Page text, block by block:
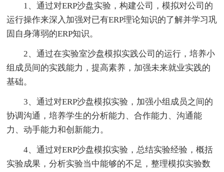
1、通过对ERP沙盘实验，构建公司，模拟对公司的
运行操作来深入加强对已有ERP理论知识的了解并学习巩
固自身薄弱的ERP知识。
2、通过在实验室沙盘模拟实践公司的运行，培养小
组成员间的实践能力，提高素养，加强未来就业实践的
基础。
3、通过对ERP沙盘模拟实验，加强小组成员之间的
协调沟通，培养学生的分析能力、合作能力、沟通能
力、动手能力和创新能力。
4、通过对ERP沙盘模拟实验，总结实验经验，概括
实验成果，分析实验当中能够的不足，整理模拟实验数